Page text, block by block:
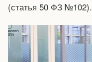
(статья 50 ФЗ №102).